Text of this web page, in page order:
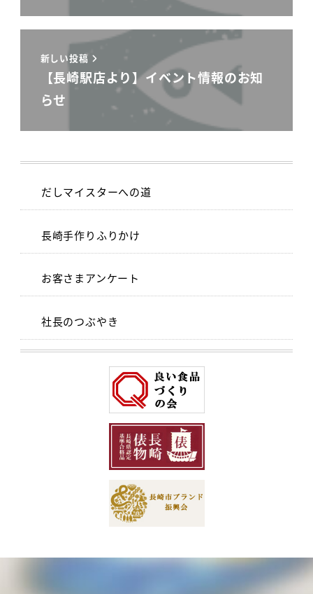
新しい投稿
【長崎駅店より】イベント情報のお知
らせ
だしマイスターへの道
長崎手作りふりかけ
お客さまアンケート
社長のつぶやき